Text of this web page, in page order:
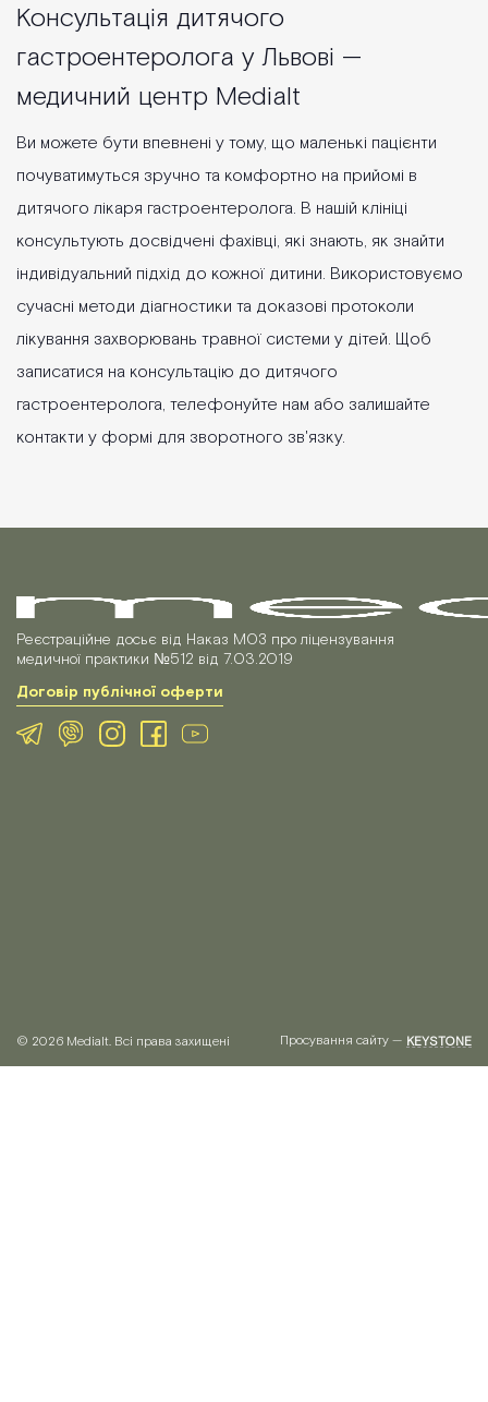
Консультація дитячого
гастроентеролога у Львові —
медичний центр Medialt
Ви можете бути впевнені у тому, що маленькі пацієнти
почуватимуться зручно та комфортно на прийомі в
дитячого лікаря гастроентеролога. В нашій клініці
консультують досвідчені фахівці, які знають, як знайти
індивідуальний підхід до кожної дитини. Використовуємо
сучасні методи діагностики та доказові протоколи
лікування захворювань травної системи у дітей. Щоб
записатися на консультацію до дитячого
гастроентеролога, телефонуйте нам або залишайте
контакти у формі для зворотного зв'язку.
Реєстраційне досьє від Наказ МОЗ про ліцензування
медичної практики №512 від 7.03.2019
Договір публічної оферти
© 2026 Medialt. Всі права захищені Просування сайту — KEYSTONE